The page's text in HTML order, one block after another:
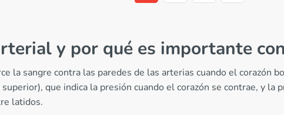
y por qué es importante
la sangre contra las paredes de las arterias cuando el corazón
que indica la presión cuando el corazón se contrae, y
latidos.